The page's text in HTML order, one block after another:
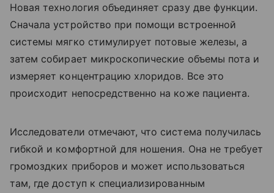
Новая технология объединяет сразу две функции.
Сначала устройство при помощи встроенной
системы мягко стимулирует потовые железы, а
затем собирает микроскопические объемы пота и
измеряет концентрацию хлоридов. Все это
происходит непосредственно на коже пациента.
Исследователи отмечают, что система получилась
гибкой и комфортной для ношения. Она не требует
громоздких приборов и может использоваться
там, где доступ к специализированным